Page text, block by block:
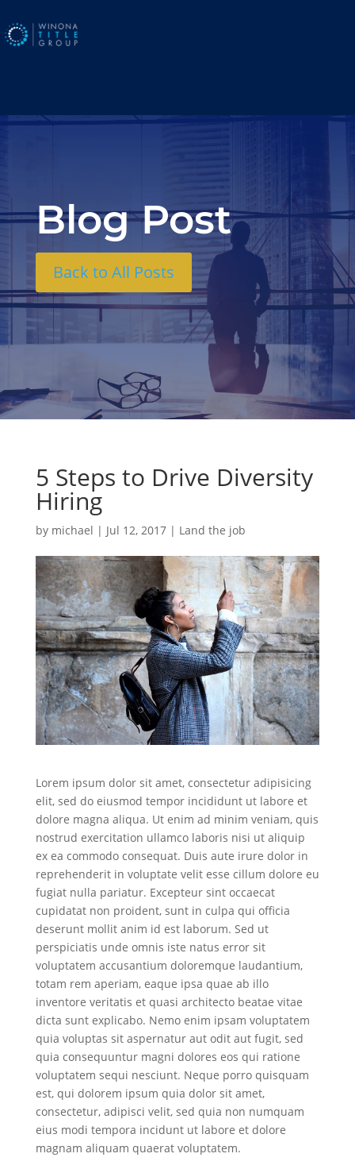
Blog Post
Back to All Posts
5 Steps to Drive Diversity
Hiring
by michael | Jul 12, 2017| Land the job
Lorem ipsum dolor sit amet, consectetur adipisicing
elit, sed do eiusmod tempor incididunt ut labore et
dolore magna aliqua. Ut enim ad minim veniam, quis
nostrud exercitation ullamco laboris nisi ut aliquip
ex ea commodo consequat. Duis aute irure dolor in
reprehenderit in voluptate velit esse cillum dolore eu
fugiat nulla pariatur. Excepteur sint occaecat
cupidatat non proident, sunt in culpa qui officia
deserunt mollit anim id est laborum. Sed ut
perspiciatis unde omnis iste natus error sit
voluptatem accusantium doloremque laudantium,
totam rem aperiam, eaque ipsa quae ab illo
inventore veritatis et quasi architecto beatae vitae
dicta sunt explicabo. Nemo enim ipsam voluptatem
quia voluptas sit aspernatur aut odit aut fugit, sed
quia consequuntur magni dolores eos qui ratione
voluptatem sequi nesciunt. Neque porro quisquam
est, qui dolorem ipsum quia dolor sit amet,
consectetur, adipisci velit, sed quia non numquam
eius modi tempora incidunt ut labore et dolore
magnam aliquam quaerat voluptatem.